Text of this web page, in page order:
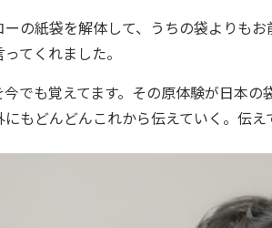
の紙袋を解体して、うちの袋よりも
てくれました。
でも覚えてます。その原体験が日本
もどんどんこれから伝えていく。伝え